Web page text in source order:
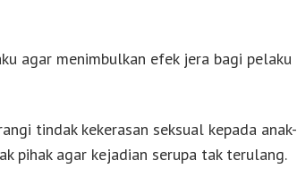
agar menimbulkan efek jera bagi pelaku
tindak kekerasan seksual kepada anak-
pihak agar kejadian serupa tak terulang.